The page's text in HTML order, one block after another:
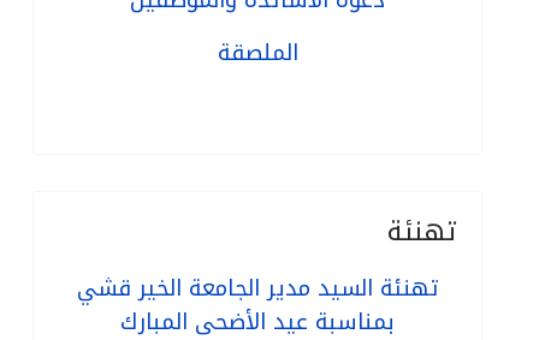
الملصقة
تهنئة
تهنئة السيد مدير الجامعة الخير قشي
بمناسبة عيد الأضحى المبارك